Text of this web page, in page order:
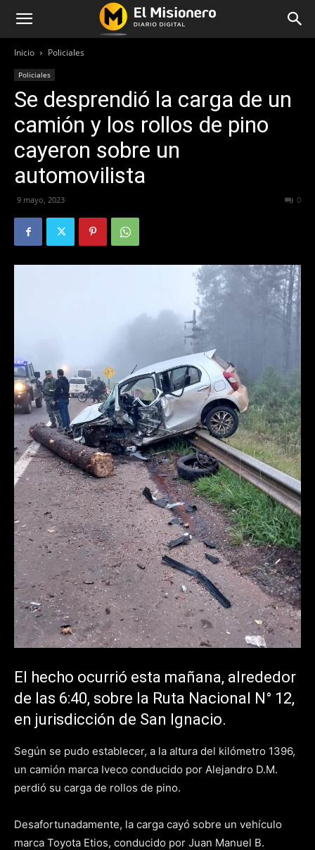
Inicio Policiales
Policiales
Se desprendió la carga de un
camión y los rollos de pino
cayeron sobre un
automovilista
9 mayo, 2023 0
El hecho ocurrió esta mañana, alrededor
de las 6:40, sobre la Ruta Nacional N° 12,
en jurisdicción de San Ignacio.
Según se pudo establecer, a la altura del kilómetro 1396,
un camión marca Iveco conducido por Alejandro D.M.
perdió su carga de rollos de pino.
Desafortunadamente, la carga cayó sobre un vehículo
marca Toyota Etios, conducido por Juan Manuel B.